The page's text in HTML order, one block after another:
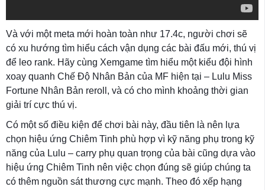
Và với một meta mới hoàn toàn như 17.4c, người chơi sẽ
có xu hướng tìm hiểu cách vận dụng các bài đấu mới, thú vị
để leo rank. Hãy cùng Xemgame tìm hiểu một kiểu đội hình
xoay quanh Chế Độ Nhân Bản của MF hiện tại – Lulu Miss
Fortune Nhân Bản reroll, và có cho mình khoảng thời gian
giải trí cực thú vị.
Có một số điều kiện để chơi bài này, đầu tiên là nên lựa
chọn hiệu ứng Chiêm Tinh phù hợp vì kỹ năng phụ trong kỹ
năng của Lulu – carry phụ quan trọng của bài cũng dựa vào
hiệu ứng Chiêm Tinh nên việc chọn đúng sẽ giúp chúng ta
có thêm nguồn sát thương cực mạnh. Theo đó xếp hạng